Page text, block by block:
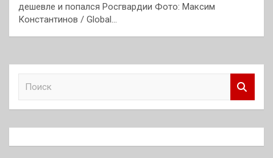
дешевле и попался Росгвардии Фото: Максим
Константинов / Global…
к